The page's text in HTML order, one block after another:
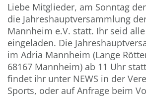
Liebe Mitglieder, am Sonntag
die Jahreshauptversammlung
Mannheim e.V. statt. Ihr seid
eingeladen. Die
im Adria Mannheim (Lange
68167 Mannheim) ab 11 Uhr
findet ihr unter NEWS in der
Sports, oder auf Anfrage beim